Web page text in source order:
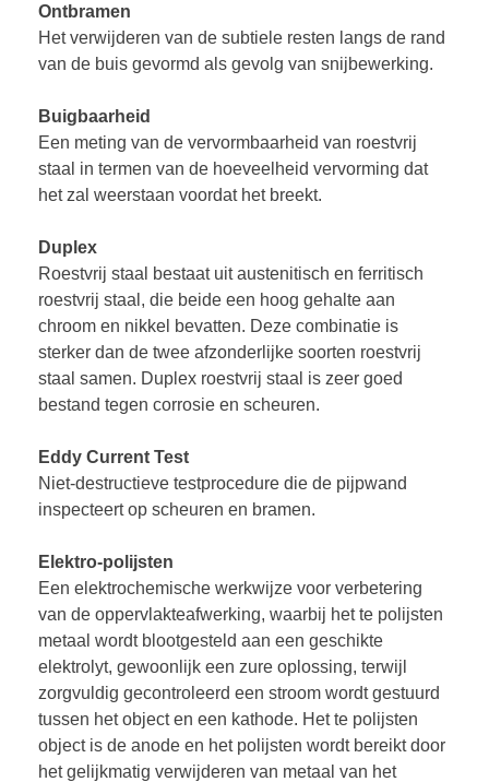
Ontbramen
Het verwijderen van de subtiele resten langs de rand
van de buis gevormd als gevolg van snijbewerking.
Buigbaarheid
Een meting van de vervormbaarheid van roestvrij
staal in termen van de hoeveelheid vervorming dat
het zal weerstaan voordat het breekt.
Duplex
Roestvrij staal bestaat uit austenitisch en ferritisch
roestvrij staal, die beide een hoog gehalte aan
chroom en nikkel bevatten. Deze combinatie is
sterker dan de twee afzonderlijke soorten roestvrij
staal samen. Duplex roestvrij staal is zeer goed
bestand tegen corrosie en scheuren.
Eddy Current Test
Niet-destructieve testprocedure die de pijpwand
inspecteert op scheuren en bramen.
Elektro-polijsten
Een elektrochemische werkwijze voor verbetering
van de oppervlakteafwerking, waarbij het te polijsten
metaal wordt blootgesteld aan een geschikte
elektrolyt, gewoonlijk een zure oplossing, terwijl
zorgvuldig gecontroleerd een stroom wordt gestuurd
tussen het object en een kathode. Het te polijsten
object is de anode en het polijsten wordt bereikt door
het gelijkmatig verwijderen van metaal van het